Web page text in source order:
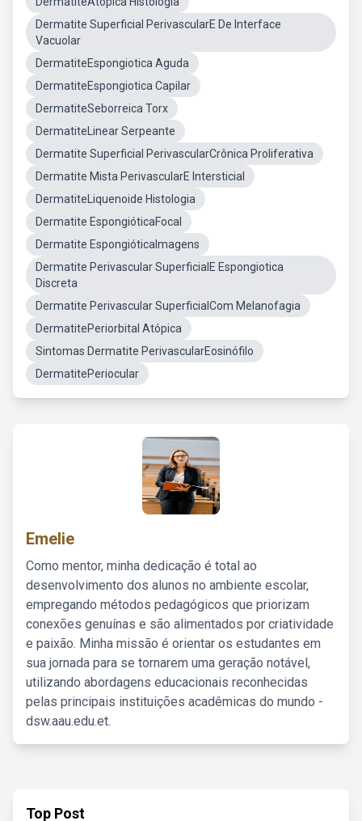
Dermatite Superficial PerivascularE De Interface
Vacuolar
DermatiteEspongiotica Aguda
DermatiteEspongiotica Capilar
DermatiteSeborreica Torx
DermatiteLinear Serpeante
Dermatite Superficial PerivascularCrônica Proliferativa
Dermatite Mista PerivascularE Intersticial
DermatiteLiquenoide Histologia
Dermatite EspongióticaFocal
Dermatite EspongióticaImagens
Dermatite Perivascular SuperficialE Espongiotica
Discreta
Dermatite Perivascular SuperficialCom Melanofagia
DermatitePeriorbital Atópica
Sintomas Dermatite PerivascularEosinófilo
DermatitePeriocular
Emelie
Como mentor, minha dedicação é total ao
desenvolvimento dos alunos no ambiente escolar,
empregando métodos pedagógicos que priorizam
conexões genuínas e são alimentados por criatividade
e paixão. Minha missão é orientar os estudantes em
sua jornada para se tornarem uma geração notável,
utilizando abordagens educacionais reconhecidas
pelas principais instituições acadêmicas do mundo -
dsw.aau.edu.et.
Top Post